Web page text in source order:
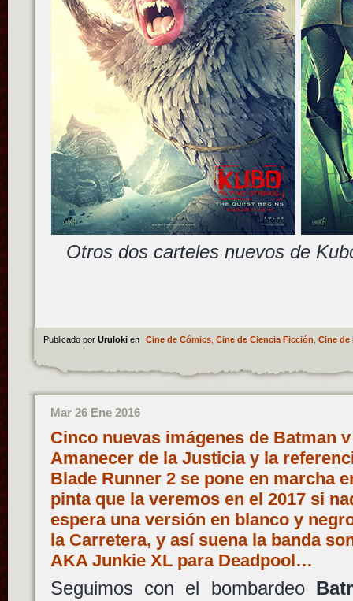
Otros dos carteles nuevos de
Publicado por Uruloki en Cine de Cómics, Cine de Ciencia Ficción Cine de
Mar 26 Ene 2016
Cinco nuevas imágenes de Batman
Amanecer de la Justicia y la
Blade Runner 2 se pone en marcha
pinta que la veremos en el 2017 si
espera una versión en blanco y
la Carretera, y así suena la banda
AKA Junkie XL para Deadpool…
Seguimos con el bombardeo